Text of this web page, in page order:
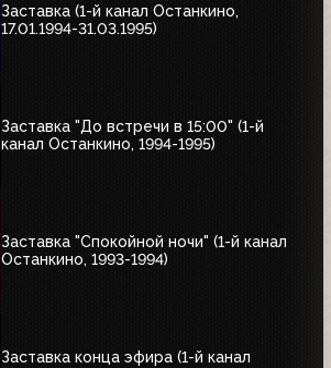
Заставка (1-й канал Останкино,
17.01.1994-31.03.1995)
Заставка "До встречи в 15:00" (1-й
канал Останкино, 1994-1995)
Заставка "Спокойной ночи" (1-й канал
Останкино, 1993-1994)
Заставка конца эфира (1-й канал